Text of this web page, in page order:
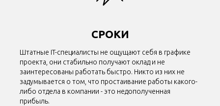
СРОКИ
Штатные IT-специалисты не ощущают себя в графике
проекта, они стабильно получают оклад и не
заинтересованы работать быстро. Никто из них не
задумывается о том, что простаивание работы какого-
либо отдела в компании - это недополученная
прибыль.